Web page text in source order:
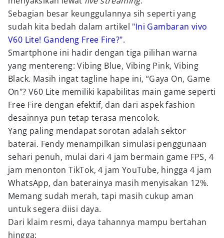
Sebagian besar keunggulannya sih seperti yang
sudah kita bedah dalam artikel "Ini Gambaran vivo
V60 Lite! Gandeng Free Fire?".
Smartphone ini hadir dengan tiga pilihan warna
yang mentereng: Vibing Blue, Vibing Pink, Vibing
Black. Masih ingat tagline hape ini, “Gaya On, Game
On"? V60 Lite memiliki kapabilitas main game seperti
Free Fire dengan efektif, dan dari aspek fashion
desainnya pun tetap terasa mencolok.
Yang paling mendapat sorotan adalah sektor
baterai. Fendy menampilkan simulasi penggunaan
sehari penuh, mulai dari 4 jam bermain game FPS, 4
jam menonton TikTok, 4 jam YouTube, hingga 4 jam
WhatsApp, dan baterainya masih menyisakan 12%.
Memang sudah merah, tapi masih cukup aman
untuk segera diisi daya.
Dari klaim resmi, daya tahannya mampu bertahan
hingga: